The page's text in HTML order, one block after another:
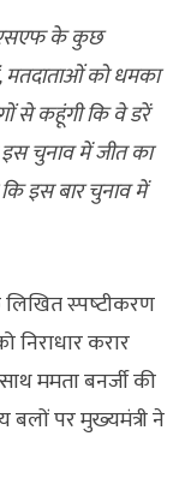
के कुछ
मतदाताओं को धमका
से कहूंगी कि वे डरें
चुनाव में जीत का
इस बार चुनाव में
स्‍पष्‍टीकरण
करार
ममता बनर्जी की
बलों पर मुख्‍यमंत्री ने